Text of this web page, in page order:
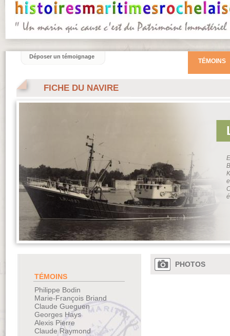
FICHE DU NAVIRE
TÉMOINS
Philippe Bodin
Marie-François Briand
Claude Gueguen
Georges Hays
Alexis Pierre
Claude Raymond
PHOTOS
TÉMOINS
Déposer un témoignage